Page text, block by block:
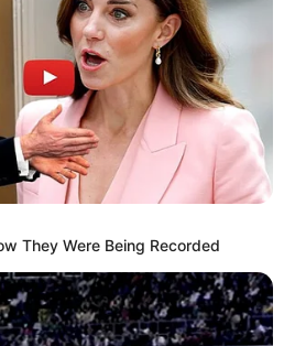
They Were Being Recorded